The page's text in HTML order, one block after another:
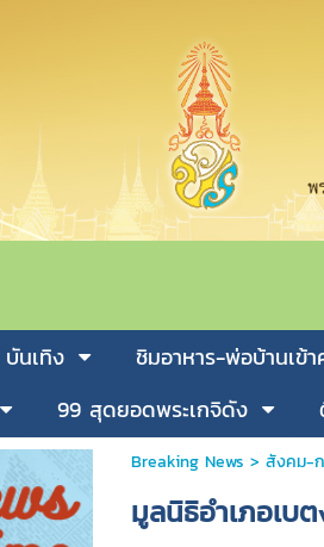
บันเทิง ชิมอาหาร-พ่อบ้านเข้า
99 สุดยอดพระเกจิดัง
Breaking News > สังคม-
มูลนิธิอำเภอเบ